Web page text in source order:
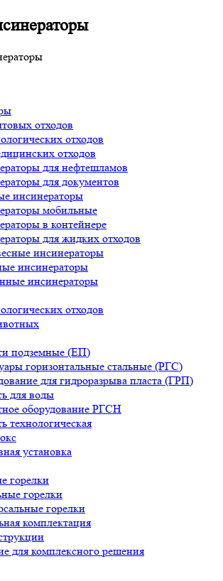
отходов
отходов
отходов
для нефтешламов
для документов
инсинераторы
мобильные
в контейнере
для жидких отходов
инсинераторы
инсинераторы
инсинераторы
отходов
подземные (ЕП)
горизонтальные стальные (РГС)
для гидроразрыва пласта (ГРП)
для воды
оборудование РГСН
технологическая
установка
горелки
горелки
горелки
комплектация
для комплексного решения